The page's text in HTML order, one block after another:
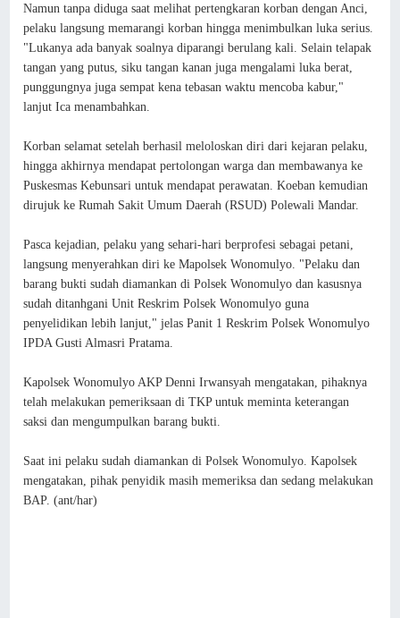
Namun tanpa diduga saat melihat pertengkaran korban dengan Anci,
pelaku langsung memarangi korban hingga menimbulkan luka serius.
"Lukanya ada banyak soalnya diparangi berulang kali. Selain telapak
tangan yang putus, siku tangan kanan juga mengalami luka berat,
punggungnya juga sempat kena tebasan waktu mencoba kabur,"
lanjut Ica menambahkan.
Korban selamat setelah berhasil meloloskan diri dari kejaran pelaku,
hingga akhirnya mendapat pertolongan warga dan membawanya ke
Puskesmas Kebunsari untuk mendapat perawatan. Koeban kemudian
dirujuk ke Rumah Sakit Umum Daerah (RSUD) Polewali Mandar.
Pasca kejadian, pelaku yang sehari-hari berprofesi sebagai petani,
langsung menyerahkan diri ke Mapolsek Wonomulyo. "Pelaku dan
barang bukti sudah diamankan di Polsek Wonomulyo dan kasusnya
sudah ditanhgani Unit Reskrim Polsek Wonomulyo guna
penyelidikan lebih lanjut," jelas Panit 1 Reskrim Polsek Wonomulyo
IPDA Gusti Almasri Pratama.
Kapolsek Wonomulyo AKP Denni Irwansyah mengatakan, pihaknya
telah melakukan pemeriksaan di TKP untuk meminta keterangan
saksi dan mengumpulkan barang bukti.
Saat ini pelaku sudah diamankan di Polsek Wonomulyo. Kapolsek
mengatakan, pihak penyidik masih memeriksa dan sedang melakukan
BAP. (ant/har)